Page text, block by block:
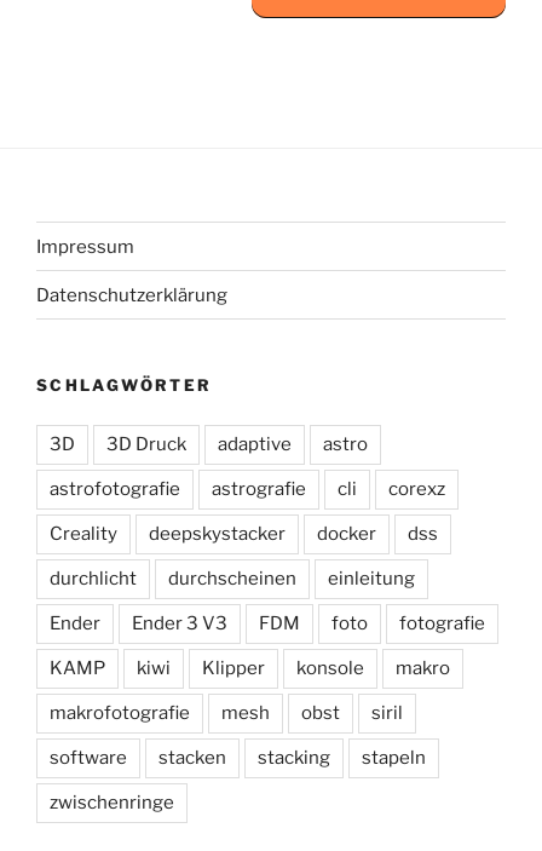
Impressum
Datenschutzerklärung
SCHLAGWÖRTER
3D 3D Druck adaptive astro
astrofotografie astrografie cli corexz
Creality deepskystacker docker dss
durchlicht durchscheinen einleitung
Ender Ender 3 V3 FDM foto fotografie
KAMP kiwi Klipper konsole makro
makrofotografie mesh obst siril
software stacken stacking stapeln
zwischenringe